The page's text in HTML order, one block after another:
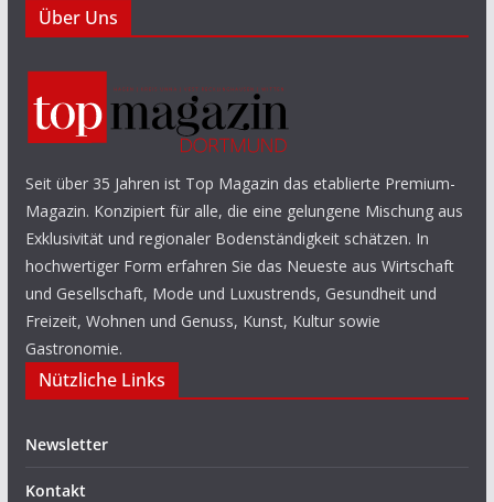
Über Uns
Seit über 35 Jahren ist Top Magazin das etablierte Premium-
Magazin. Konzipiert für alle, die eine gelungene Mischung aus
Exklusivität und regionaler Bodenständigkeit schätzen. In
hochwertiger Form erfahren Sie das Neueste aus Wirtschaft
und Gesellschaft, Mode und Luxustrends, Gesundheit und
Freizeit, Wohnen und Genuss, Kunst, Kultur sowie
Gastronomie.
Nützliche Links
Newsletter
Kontakt